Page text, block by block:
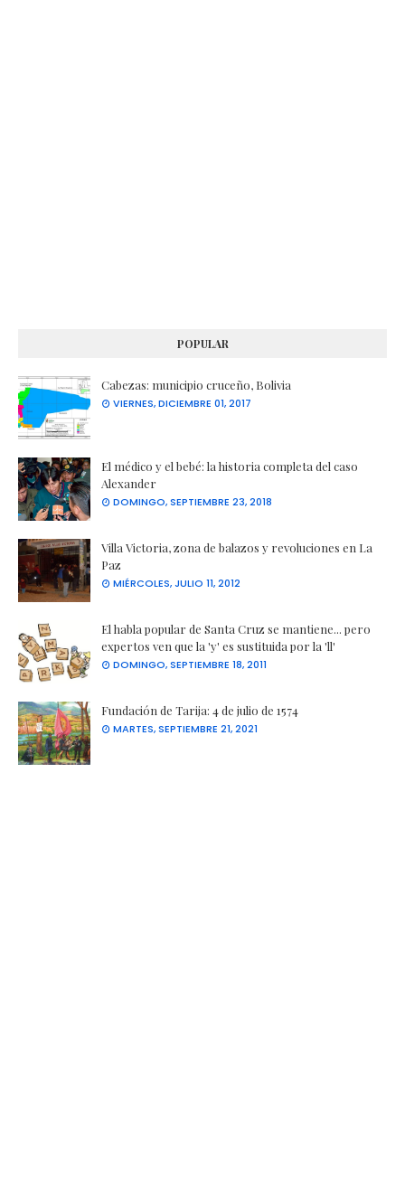
POPULAR
Cabezas: municipio cruceño, Bolivia
VIERNES, DICIEMBRE 01, 2017
El médico y el bebé: la historia completa del caso
Alexander
DOMINGO, SEPTIEMBRE 23, 2018
Villa Victoria, zona de balazos y revoluciones en La
Paz
MIÉRCOLES, JULIO 11, 2012
El habla popular de Santa Cruz se mantiene... pero
expertos ven que la 'y' es sustituida por la 'll'
DOMINGO, SEPTIEMBRE 18, 2011
Fundación de Tarija: 4 de julio de 1574
MARTES, SEPTIEMBRE 21, 2021